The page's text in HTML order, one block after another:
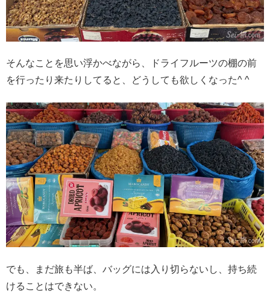
そんなことを思い浮かべながら、ドライフルーツの棚の前
を行ったり来たりしてると、どうしても欲しくなった^ ^
でも、まだ旅も半ば、バッグには入り切らないし、持ち続
けることはできない。